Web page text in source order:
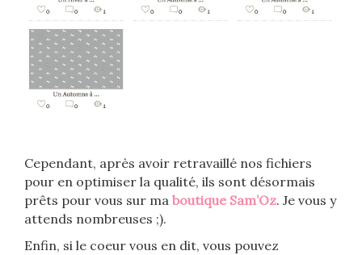
Cependant, après avoir retravaillé nos fichiers
pour en optimiser la qualité, ils sont désormais
prêts pour vous sur ma boutique Sam’Oz. Je vous y
attends nombreuses ;).
Enfin, si le coeur vous en dit, vous pouvez